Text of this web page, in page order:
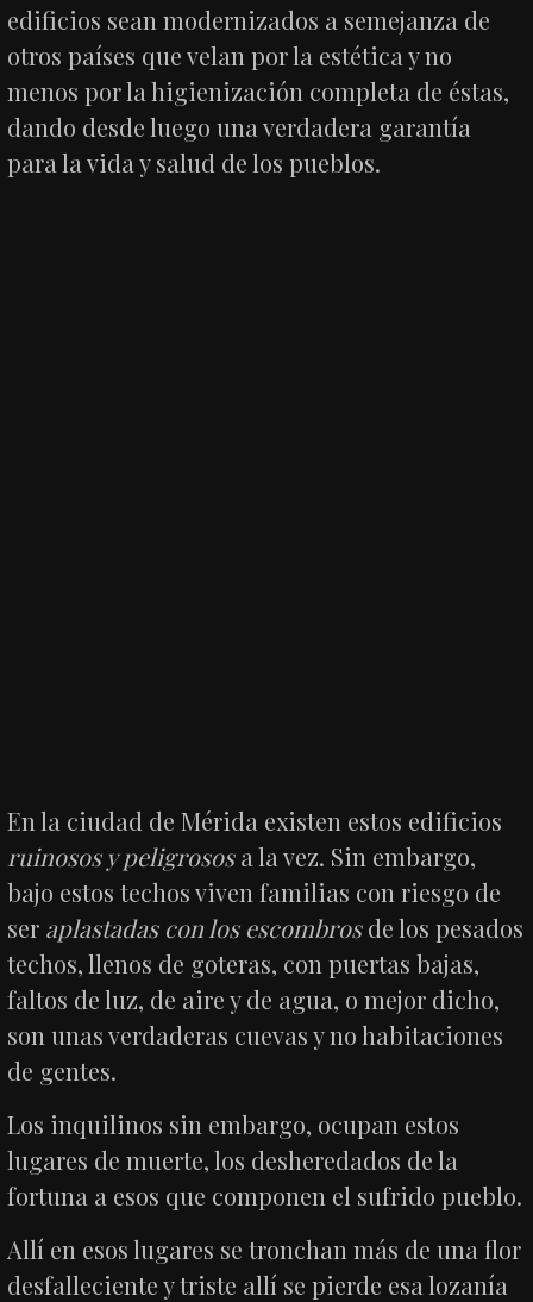
edificios sean modernizados a semejanza de
otros países que velan por la estética y no
menos por la higienización completa de éstas,
dando desde luego una verdadera garantía
para la vida y salud de los pueblos.
En la ciudad de Mérida existen estos edificios
ruinosos y peligrososa la vez. Sin embargo,
bajo estos techos viven familias con riesgo de
ser aplastadas con los escombrosde los pesados
techos, llenos de goteras, con puertas bajas,
faltos de luz, de aire y de agua, o mejor dicho,
son unas verdaderas cuevas y no habitaciones
de gentes.
Los inquilinos sin embargo, ocupan estos
lugares de muerte, los desheredados de la
fortuna a esos que componen el sufrido pueblo.
Allí en esos lugares se tronchan más de una flor
desfalleciente y triste allí se pierde esa lozanía